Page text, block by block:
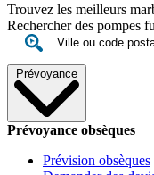
Trouvez les meilleurs
Rechercher des pompes
Prévoyance
Prévoyance obsèques
Prévision obsèques